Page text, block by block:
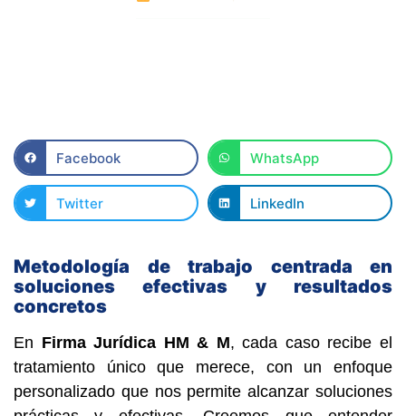
Facebook WhatsApp
Twitter LinkedIn
Metodología de trabajo centrada en
soluciones efectivas y resultados
concretos
En Firma Jurídica HM & M, cada caso recibe el
tratamiento único que merece, con un enfoque
personalizado que nos permite alcanzar soluciones